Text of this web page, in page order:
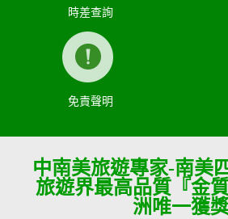
時差查詢
免責聲明
中南美旅遊專家-南美
旅遊界最高品質『金
洲唯一獲